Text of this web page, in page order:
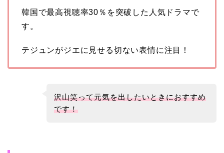
韓国で最高視聴率30％を突破した人気ドラマで
す。
テジュンがジエに見せる切ない表情に注目！
沢山笑って元気を出したいときにおすすめ
です！